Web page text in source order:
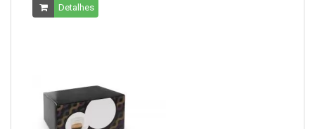
Detalhes